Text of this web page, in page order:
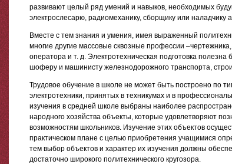
развивают целый ряд умений и навыков, необходимых
электрослесарю, радиомеханику, сборщику или наладчику
Вместе с тем знания и умения, имея выраженный
многие другие массовые сквозные профессии
оператора и т. д. Электротехническая подготовка
шоферу и машинисту железнодорожного транспорта,
Трудовое обучение в школе не может быть построено по
электротехники, принятых в техникумах и в
изучения в средней школе выбраны наиболее
народного хозяйства объекты, которые удовлетворяют
возможностям школьников. Изучение этих объектов
практическом плане с целью приобретения учащимися
тем выбор объектов и характер их изучения должны
достаточно широкого политехнического кругозора.